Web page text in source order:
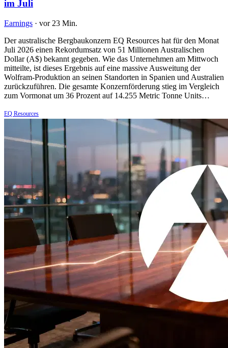
im Juli
Earnings · vor 23 Min.
Der australische Bergbaukonzern EQ Resources hat für den Monat
Juli 2026 einen Rekordumsatz von 51 Millionen Australischen
Dollar (A$) bekannt gegeben. Wie das Unternehmen am Mittwoch
mitteilte, ist dieses Ergebnis auf eine massive Ausweitung der
Wolfram-Produktion an seinen Standorten in Spanien und Australien
zurückzuführen. Die gesamte Konzernförderung stieg im Vergleich
zum Vormonat um 36 Prozent auf 14.255 Metric Tonne Units…
EQ Resources